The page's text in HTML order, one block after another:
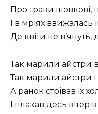
Про трави шовкові,
І в мріях ввижалась
Де квіти не в’януть,
Так марили айстри
Так марили айстри
А ранок стрівав їх
І плакав десь